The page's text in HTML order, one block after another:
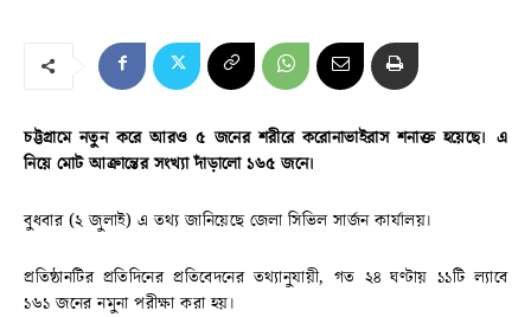
চট্টগ্রামে নতুন করে আরও ৫ জনের শরীরে করোনাভাইরাস শনাক্ত হয়েছে। এ
নিয়ে মোট আক্রান্তের সংখ্যা দাঁড়ালো ১৬৫ জনে।
বুধবার (২ জুলাই) এ তথ্য জানিয়েছে জেলা সিভিল সার্জন কার্যালয়।
প্রতিষ্ঠানটির প্রতিদিনের প্রতিবেদনের তথ্যানুযায়ী, গত ২৪ ঘণ্টায় ১১টি ল্যাবে
১৬১ জনের নমুনা পরীক্ষা করা হয়।